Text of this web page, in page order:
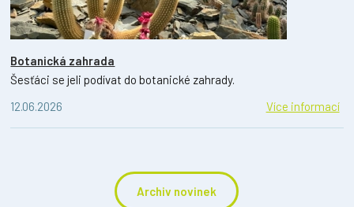
Botanická zahrada
Šesťáci se jeli podívat do botanické zahrady.
12.06.2026
Více informací
Archiv novinek